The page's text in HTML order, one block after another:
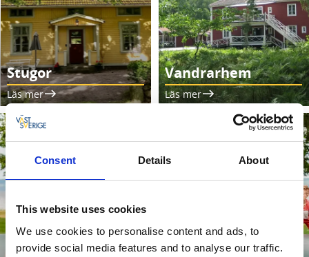
Consent Details About
This website uses cookies
We use cookies to personalise content and ads, to
provide social media features and to analyse our traffic.
Stugor
Läs mer
Vandrarhem
Läs mer